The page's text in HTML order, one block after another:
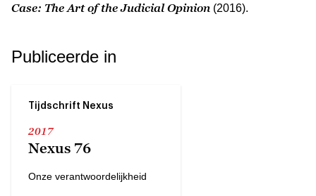
Case: The Art of the Judicial Opinion (2016).
Publiceerde in
Tijdschrift Nexus
2017
Nexus 76
Onze verantwoordelijkheid